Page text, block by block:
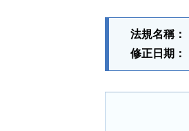
法規名稱：
修正日期：